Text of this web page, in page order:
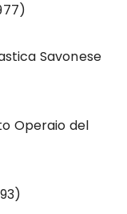
Savonese
Operaio del